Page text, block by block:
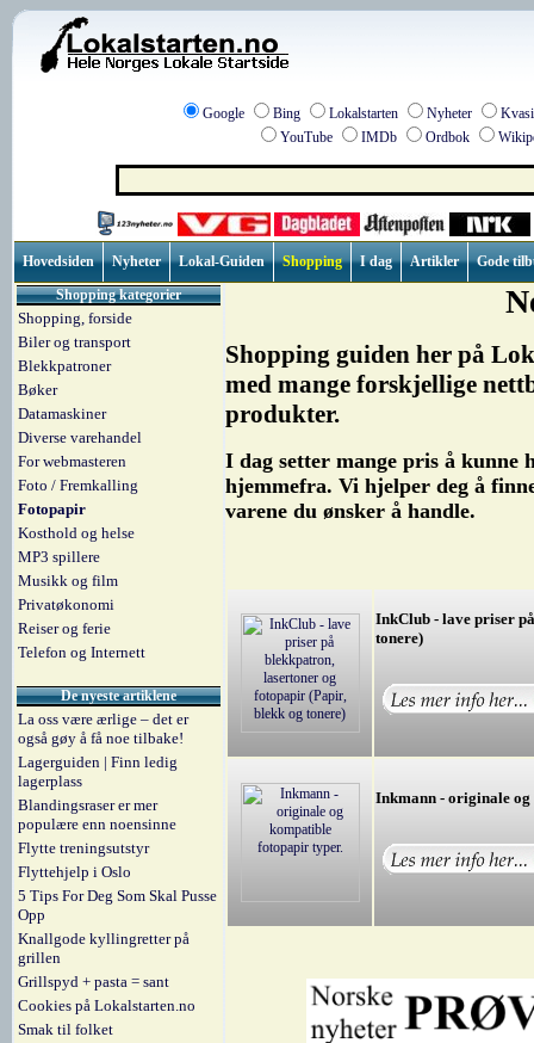
Google Bing Lokalstarten Nyheter
YouTube
IMDb Ordbok
Hovedsiden Nyheter Lokal-Guiden Shopping I dag Artikler
Gode
Shopping kategorier
Shopping, forside
Biler og transport
Blekkpatroner
Bøker
Datamaskiner
Diverse varehandel
For webmasteren
Foto / Fremkalling
Fotopapir
Kosthold og helse
MP3 spillere
Musikk og film
Privatøkonomi
Reiser og ferie
Telefon og Internett
De nyeste artiklene
La oss være ærlige – det er
også gøy å få noe tilbake!
Lagerguiden | Finn ledig
lagerplass
Blandingsraser er mer
populære enn noensinne
Flytte treningsutstyr
Flyttehjelp i Oslo
5 Tips For Deg Som Skal Pusse
Opp
Knallgode kyllingretter på
grillen
Grillspyd + pasta = sant
Cookies på Lokalstarten.no
Smak til folket
Shopping guiden her på
med mange forskjellige
produkter.
I dag setter mange pris å
hjemmefra. Vi hjelper deg å
varene du ønsker å handle.
InkClub - lave priser
tonere)
Inkmann - originale